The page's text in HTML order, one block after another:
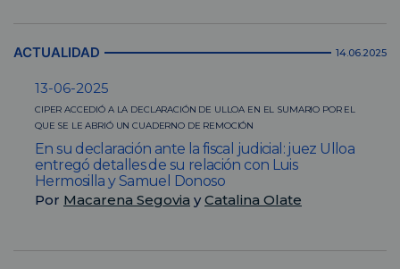
ACTUALIDAD 14.06.2025
13-06-2025
CIPER ACCEDIÓ A LA DECLARACIÓN DE ULLOA EN EL SUMARIO POR EL
QUE SE LE ABRIÓ UN CUADERNO DE REMOCIÓN
En su declaración ante la fiscal judicial: juez Ulloa
entregó detalles de su relación con Luis
Hermosilla y Samuel Donoso
Por Macarena Segovia yCatalina Olate